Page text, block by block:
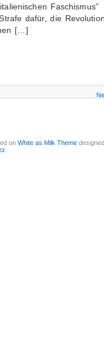
Faschismus”
dafür, die
[…]
onWhite as Milk Theme